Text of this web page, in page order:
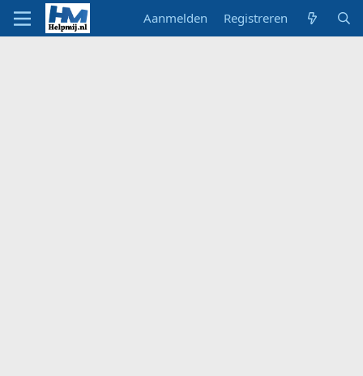
Aanmelden Registreren